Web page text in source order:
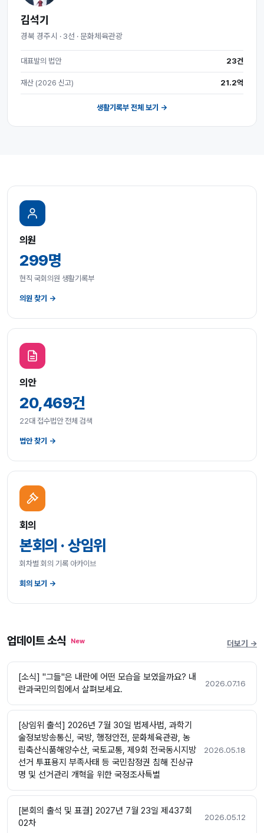
김석기
경북 경주시 · 3선 · 문화체육관광
대표발의 법안 23건
재산 (2026 신고) 21.2억
생활기록부 전체 보기 →
의원
299명
현직 국회의원 생활기록부
의원 찾기 →
의안
20,469건
22대 접수법안 전체 검색
법안 찾기 →
회의
본회의 · 상임위
회차별 회의 기록 아카이브
회의 보기 →
업데이트 소식 New 더보기 →
[소식] "그들"은 내란에 어떤 모습을 보였을까요? 내
란과국민의힘에서 살펴보세요.
2026.07.16
[상임위 출석] 2026년 7월 30일 법제사법, 과학기
술정보방송통신, 국방, 행정안전, 문화체육관광, 농
림축산식품해양수산, 국토교통, 제9회 전국동시지방
선거 투표용지 부족사태 등 국민참정권 침해 진상규
명 및 선거관리 개혁을 위한 국정조사특별
2026.05.18
[본회의 출석 및 표결] 2027년 7월 23일 제437회
02차
2026.05.12